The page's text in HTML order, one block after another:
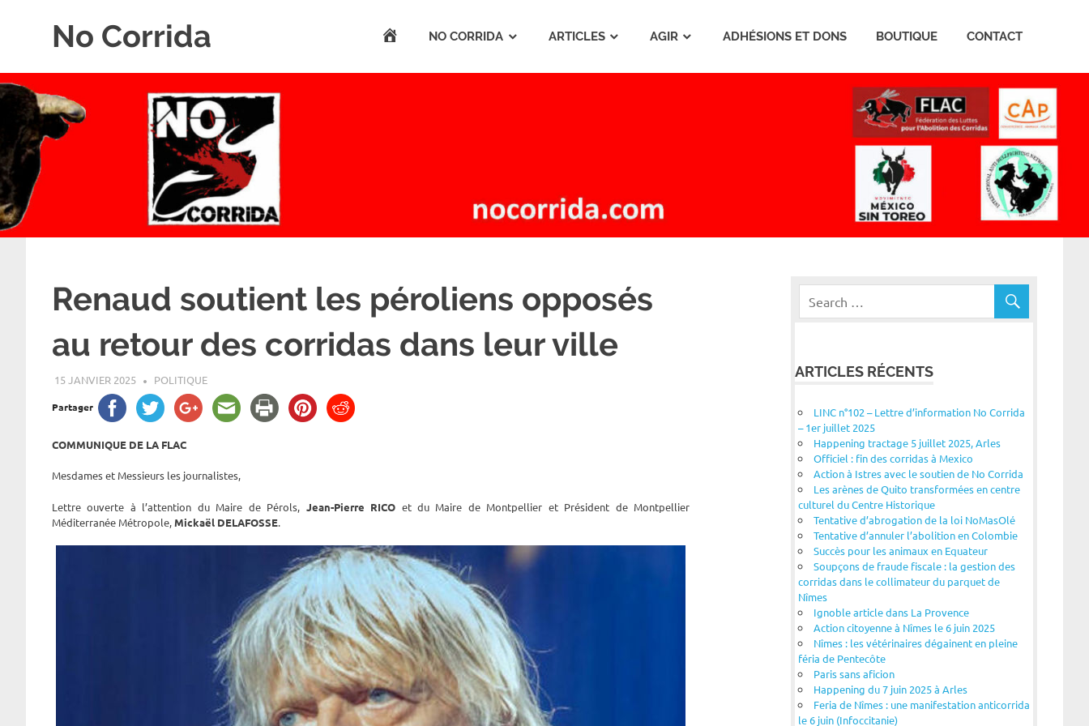
No Corrida
la
corrida
ACCUEILNO CORRIDA ARTICLES AGIR ADHÉSIONS ET DONS BOUTIQUE CONTACT
Renaud soutient les péroliens opposés
au retour des corridas dans leur ville
15 JANVIER 2025 ROGER LAHANA
POLITIQUE
Partager
COMMUNIQUE DE LA FLAC
Mesdames et Messieurs les journalistes,
Lettre ouverte à l’attention du Maire de Pérols, Jean-Pierre RICO et du Maire de Montpellier et Président de Montpellier
Méditerranée Métropole,Mickaël DELAFOSSE.
ARTICLES RÉCENTS
LINC n°102 – Lettre d’information No Corrida
– 1er juillet 2025
Happening tractage 5 juillet 2025, Arles
Officiel : fin des corridas à Mexico
Action à Istres avec le soutien de No Corrida
Les arènes de Quito transformées en centre
culturel du Centre Historique
Tentative d’abrogation de la loi NoMasOlé
Tentative d’annuler l’abolition en Colombie
Succès pour les animaux en Equateur
Soupçons de fraude fiscale : la gestion des
corridas dans le collimateur du parquet de
Nîmes
Ignoble article dans La Provence
Action citoyenne à Nîmes le 6 juin 2025
Nîmes : les vétérinaires dégainent en pleine
féria de Pentecôte
Paris sans aficion
Happening du 7 juin 2025 à Arles
Feria de Nîmes : une manifestation anticorrida
le 6 juin (Infoccitanie)